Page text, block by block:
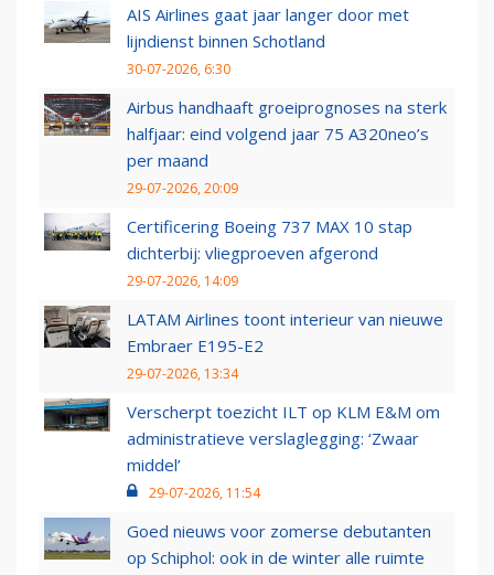
AIS Airlines gaat jaar langer door met
lijndienst binnen Schotland
30-07-2026, 6:30
Airbus handhaaft groeiprognoses na sterk
halfjaar: eind volgend jaar 75 A320neo’s
per maand
29-07-2026, 20:09
Certificering Boeing 737 MAX 10 stap
dichterbij: vliegproeven afgerond
29-07-2026, 14:09
LATAM Airlines toont interieur van nieuwe
Embraer E195-E2
29-07-2026, 13:34
Verscherpt toezicht ILT op KLM E&M om
administratieve verslaglegging: ‘Zwaar
middel’
29-07-2026, 11:54
Goed nieuws voor zomerse debutanten
op Schiphol: ook in de winter alle ruimte